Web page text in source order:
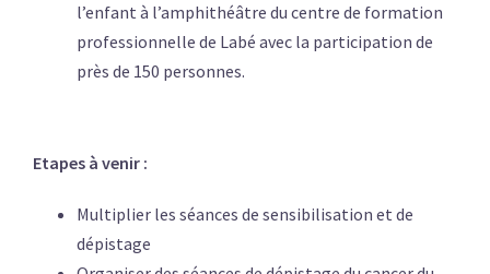
l’enfant à l’amphithéâtre du centre de formation
professionnelle de Labé avec la participation de
près de 150 personnes.
Etapes à venir :
Multiplier les séances de sensibilisation et de
dépistage